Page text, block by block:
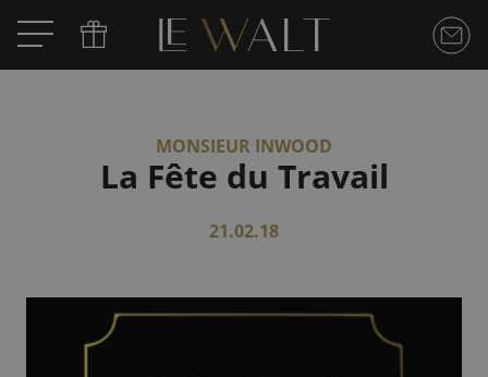
MONSIEUR INWOOD
La Fête du Travail
21.02.18